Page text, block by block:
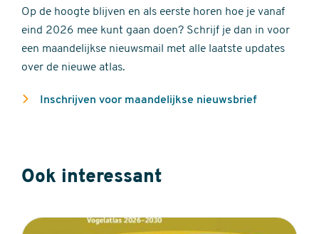
Op de hoogte blijven en als eerste horen hoe je vanaf
eind 2026 mee kunt gaan doen? Schrijf je dan in voor
een maandelijkse nieuwsmail met alle laatste updates
over de nieuwe atlas.
Inschrijven voor maandelijkse nieuwsbrief
Ook interessant